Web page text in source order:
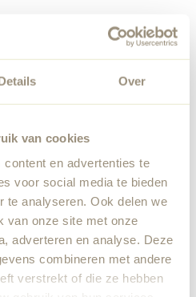
Over
van cookies
en advertenties te
voor social media te bieden
te analyseren. Ook delen we
van onze site met onze
adverteren en analyse. Deze
combineren met andere
verstrekt of die ze hebben